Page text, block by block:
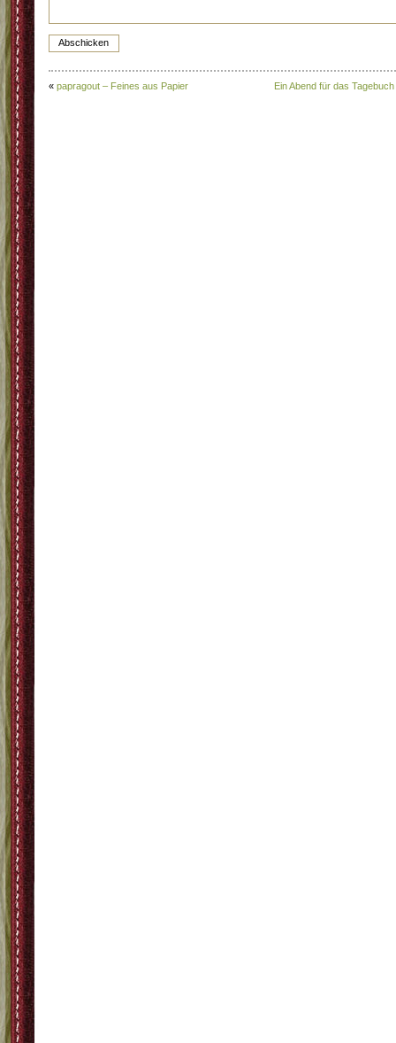
« papragout – Feines aus Papier Ein Abend für das Tagebuch